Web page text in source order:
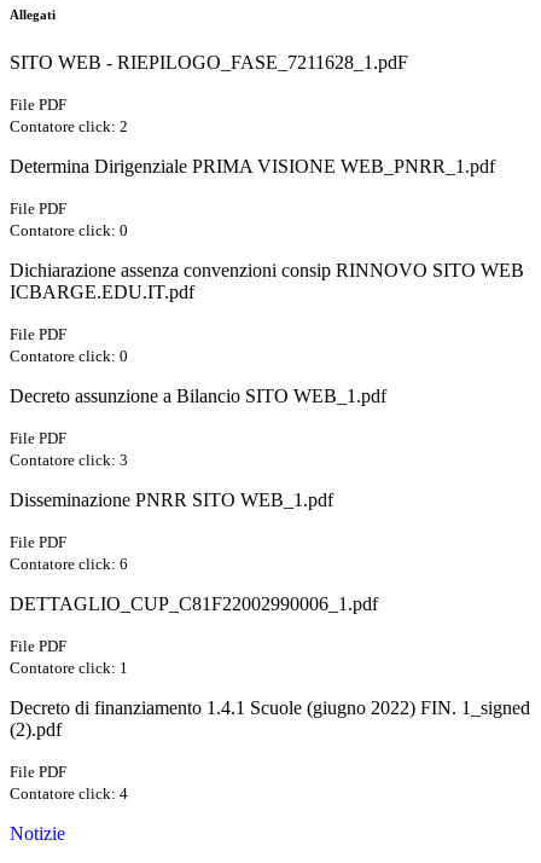
Allegati
SITO WEB - RIEPILOGO_FASE_7211628_1.pdF
File PDF
Contatore click: 2
Determina Dirigenziale PRIMA VISIONE WEB_PNRR_1.pdf
File PDF
Contatore click: 0
Dichiarazione assenza convenzioni consip RINNOVO SITO WEB
ICBARGE.EDU.IT.pdf
File PDF
Contatore click: 0
Decreto assunzione a Bilancio SITO WEB_1.pdf
File PDF
Contatore click: 3
Disseminazione PNRR SITO WEB_1.pdf
File PDF
Contatore click: 6
DETTAGLIO_CUP_C81F22002990006_1.pdf
File PDF
Contatore click: 1
Decreto di finanziamento 1.4.1 Scuole (giugno 2022) FIN. 1_signed
(2).pdf
File PDF
Contatore click: 4
Notizie